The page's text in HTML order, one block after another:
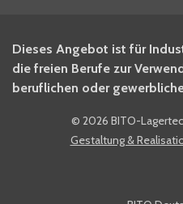
BITO
Ja, ich
BITO
Dieses Angebot ist für
die freien Berufe zur
beruflichen oder
© 2026 BITO-
Gestaltung &